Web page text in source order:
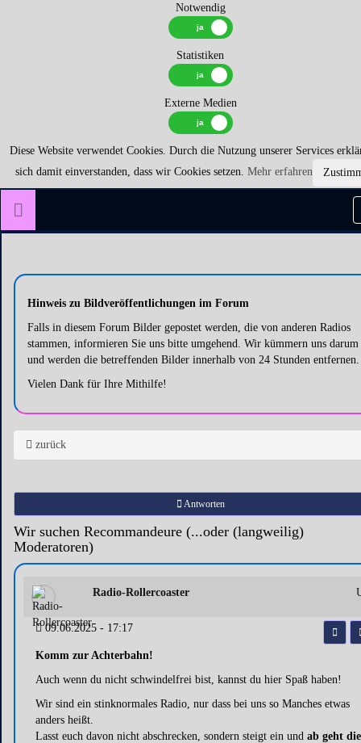
Notwendig
Statistiken
Externe Medien
Diese Website verwendet Cookies. Durch die Nutzung unserer Services
sich damit einverstanden, dass wir Cookies setzen. Mehr erfahren
Hinweis zu Bildveröffentlichungen im Forum
Falls in diesem Forum Bilder gepostet werden, die von anderen Radios
stammen, informieren Sie uns bitte umgehend. Wir kümmern uns darum
und werden die betreffenden Bilder innerhalb von 24 Stunden entfernen.
Vielen Dank für Ihre Mithilfe!
zurück
Antworten
Wir suchen Recommandeure (...oder (langweilig)
Moderatoren)
Radio-Rollercoaster
09.06.2025 - 17:17
Komm zur Achterbahn!
Auch wenn du nicht schwindelfrei bist, kannst du hier Spaß haben!
Wir sind ein stinknormales Radio, nur dass bei uns so Manches etwas
anders heißt.
Lasst euch davon nicht abschrecken, sondern steigt ein und ab geht die